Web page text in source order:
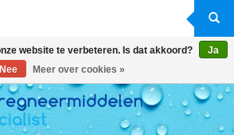
website te verbeteren. Is dat akkoord?
Ja
Nee
Meer over cookies »